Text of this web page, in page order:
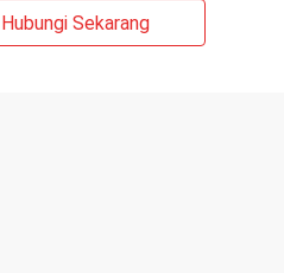
Hubungi Sekarang